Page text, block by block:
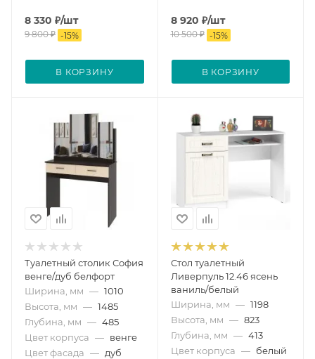
8 330 ₽/шт
9 800₽ -15%
В КОРЗИНУ
8 920 ₽/шт
10 500₽ -15%
В КОРЗИНУ
Туалетный столик София
венге/дуб белфорт
Ширина, мм — 1010
Высота, мм — 1485
Глубина, мм — 485
Цвет корпуса — венге
Цвет фасада — дуб
Стол туалетный
Ливерпуль 12.46 ясень
ваниль/белый
Ширина, мм — 1198
Высота, мм — 823
Глубина, мм — 413
Цвет корпуса — белый